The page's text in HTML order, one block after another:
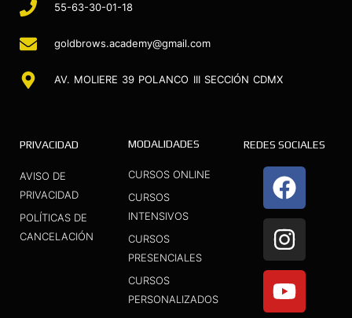
55-63-30-01-18
goldbrows.academy@gmail.com
AV. MOLIERE 39 POLANCO III SECCIÓN CDMX
PRIVACIDAD
AVISO DE
PRIVACIDAD
POLÍTICAS DE
CANCELACIÓN
MODALIDADES
CURSOS ONLINE
CURSOS
INTENSIVOS
CURSOS
PRESENCIALES
CURSOS
PERSONALIZADOS
REDES SOCIALES
F
a
c
e
b
o
I
n
s
t
a
g
Y
o
u
t
u
b